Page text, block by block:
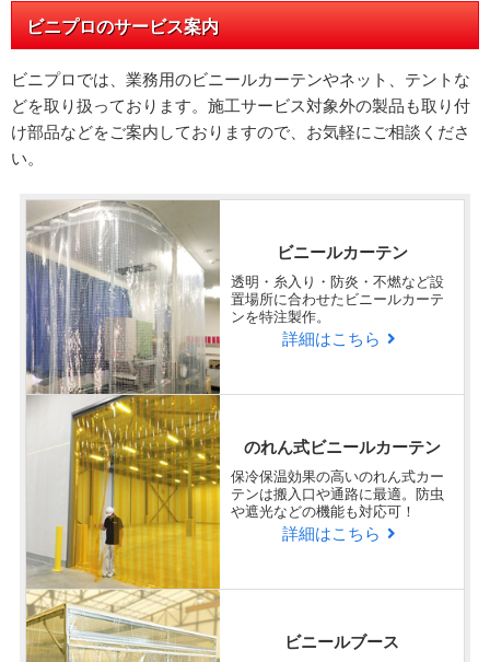
ビニプロのサービス案内
ビニプロでは、業務用のビニールカーテンやネット、テントな
どを取り扱っております。施工サービス対象外の製品も取り付
け部品などをご案内しておりますので、お気軽にご相談くださ
い。
ビニールカーテン
透明・糸入り・防炎・不燃など設
置場所に合わせたビニールカーテ
ンを特注製作。
詳細はこちら
のれん式ビニールカーテン
保冷保温効果の高いのれん式カー
テンは搬入口や通路に最適。防虫
や遮光などの機能も対応可！
詳細はこちら
ビニールブース